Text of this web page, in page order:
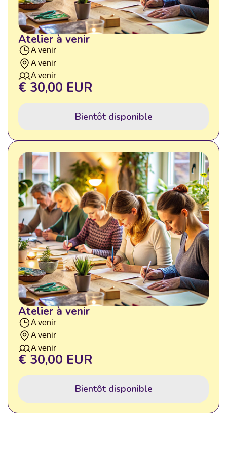
Atelier à venir
A venir
A venir
A venir
€ 30,00 EUR
Bientôt disponible
Atelier à venir
A venir
A venir
A venir
€ 30,00 EUR
Bientôt disponible